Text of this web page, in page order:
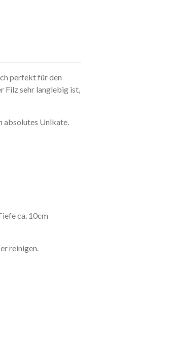
perfekt für den
Filz sehr langlebig ist,
absolutes Unikate.
ca. 10cm
reinigen.